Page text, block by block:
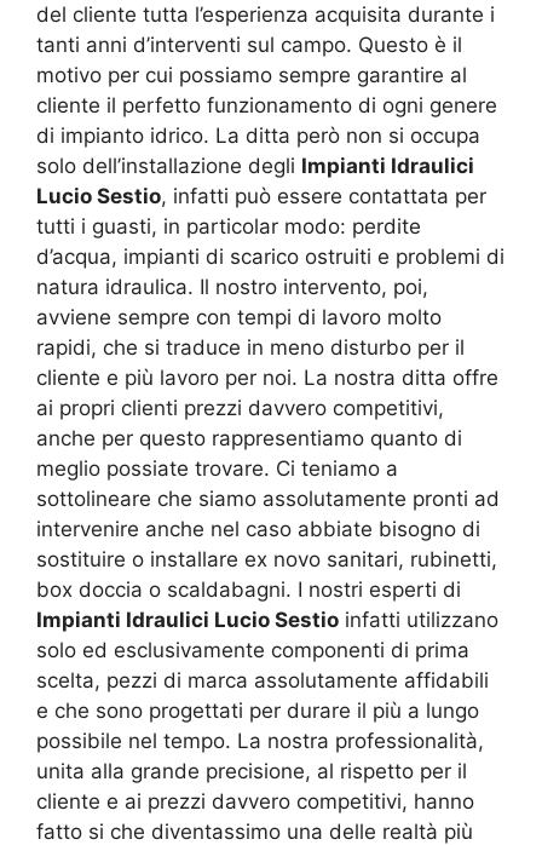
del cliente tutta l’esperienza acquisita durante i
tanti anni d’interventi sul campo. Questo è il
motivo per cui possiamo sempre garantire al
cliente il perfetto funzionamento di ogni genere
di impianto idrico. La ditta però non si occupa
solo dell’installazione degli Impianti Idraulici
Lucio Sestio, infatti può essere contattata per
tutti i guasti, in particolar modo: perdite
d’acqua, impianti di scarico ostruiti e problemi di
natura idraulica. Il nostro intervento, poi,
avviene sempre con tempi di lavoro molto
rapidi, che si traduce in meno disturbo per il
cliente e più lavoro per noi. La nostra ditta offre
ai propri clienti prezzi davvero competitivi,
anche per questo rappresentiamo quanto di
meglio possiate trovare. Ci teniamo a
sottolineare che siamo assolutamente pronti ad
intervenire anche nel caso abbiate bisogno di
sostituire o installare ex novo sanitari, rubinetti,
box doccia o scaldabagni. I nostri esperti di
Impianti Idraulici Lucio Sestio infatti utilizzano
solo ed esclusivamente componenti di prima
scelta, pezzi di marca assolutamente affidabili
e che sono progettati per durare il più a lungo
possibile nel tempo. La nostra professionalità,
unita alla grande precisione, al rispetto per il
cliente e ai prezzi davvero competitivi, hanno
fatto si che diventassimo una delle realtà più